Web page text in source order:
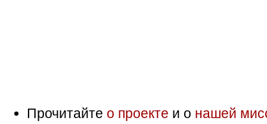
Прочитайте о проекте и о нашей